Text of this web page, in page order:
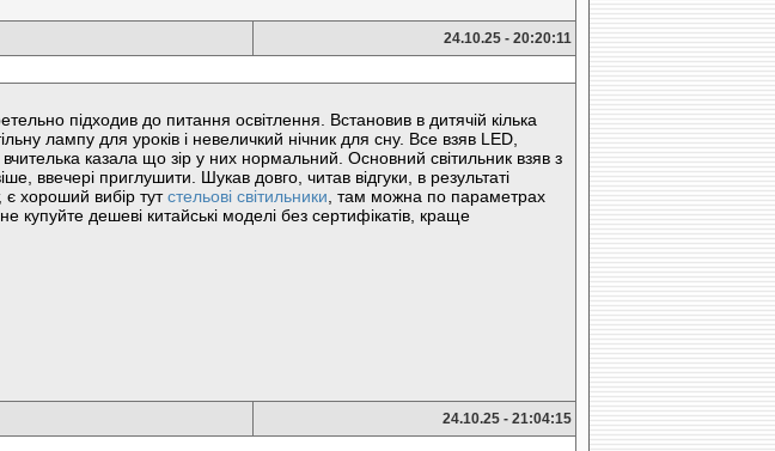
24.10.25 - 20:20:11
підходив до питання освітлення. Встановив в дитячій кілька
лампу для уроків і невеличкий нічник для сну. Все взяв LED,
казала що зір у них нормальний. Основний світильник взяв з
ввечері приглушити. Шукав довго, читав відгуки, в результаті
є хороший вибір тутстельові світильники , там можна по параметрах
купуйте дешеві китайські моделі без сертифікатів, краще
24.10.25 - 21:04:15